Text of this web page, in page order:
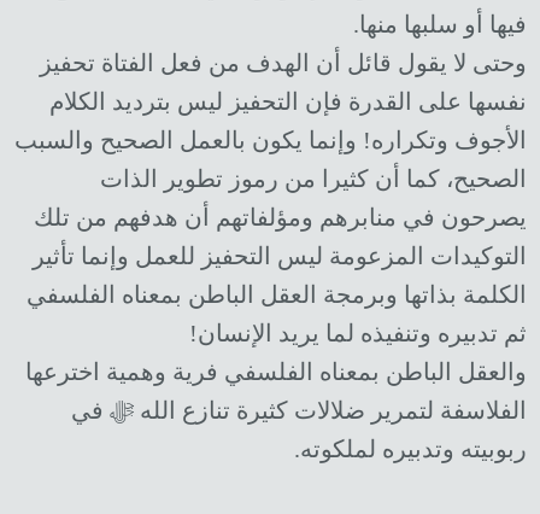
فيها أو سلبها منها.
وحتى لا يقول قائل أن الهدف من فعل الفتاة تحفيز
نفسها على القدرة فإن التحفيز ليس بترديد الكلام
الأجوف وتكراره! وإنما يكون بالعمل الصحيح والسبب
الصحيح، كما أن كثيرا من رموز تطوير الذات
يصرحون في منابرهم ومؤلفاتهم أن هدفهم من تلك
التوكيدات المزعومة ليس التحفيز للعمل وإنما تأثير
الكلمة بذاتها وبرمجة العقل الباطن بمعناه الفلسفي
ثم تدبيره وتنفيذه لما يريد الإنسان!
والعقل الباطن بمعناه الفلسفي فرية وهمية اخترعها
الفلاسفة لتمرير ضلالات كثيرة تنازع الله ﷻ في
ربوبيته وتدبيره لملكوته.